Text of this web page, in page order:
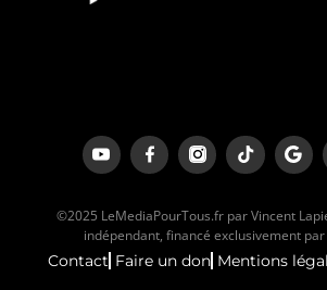
©2025 LeMediaPourTous.fr par Vincent
indépendant, financé exclusivement
Contact Faire un don Mentions